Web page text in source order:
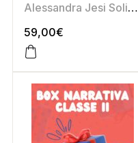
Alessandra Jesi Soligoni
59,00€